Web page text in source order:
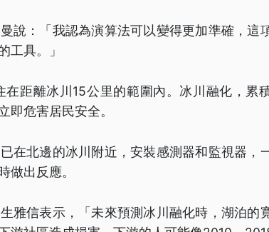
說：「我認為演算法可以變得更加準確，這
工具。」
距離冰川15公里的範圍內。冰川融化，累
即危害居民安全。
在北邊的冰川附近，安裝感測器和監視器，
做出反應。
雅信表示，「未來預測冰川融化時，湖泊的